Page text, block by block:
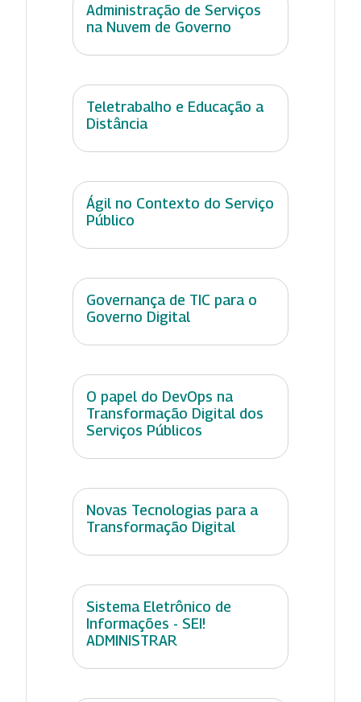
Administração de Serviços
na Nuvem de Governo
Teletrabalho e Educação a
Distância
Ágil no Contexto do Serviço
Público
Governança de TIC para o
Governo Digital
O papel do DevOps na
Transformação Digital dos
Serviços Públicos
Novas Tecnologias para a
Transformação Digital
Sistema Eletrônico de
Informações - SEI!
ADMINISTRAR